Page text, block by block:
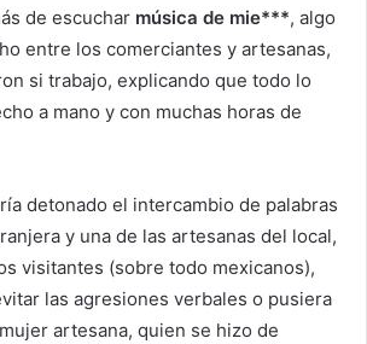
de escuchar música de mie***, algo
entre los comerciantes y artesanas,
si trabajo, explicando que todo lo
a mano y con muchas horas de
detonado el intercambio de palabras
y una de las artesanas del local,
visitantes (sobre todo mexicanos),
las agresiones verbales o pusiera
artesana, quien se hizo de